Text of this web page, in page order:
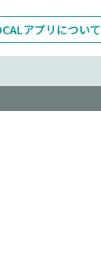
アプリについて